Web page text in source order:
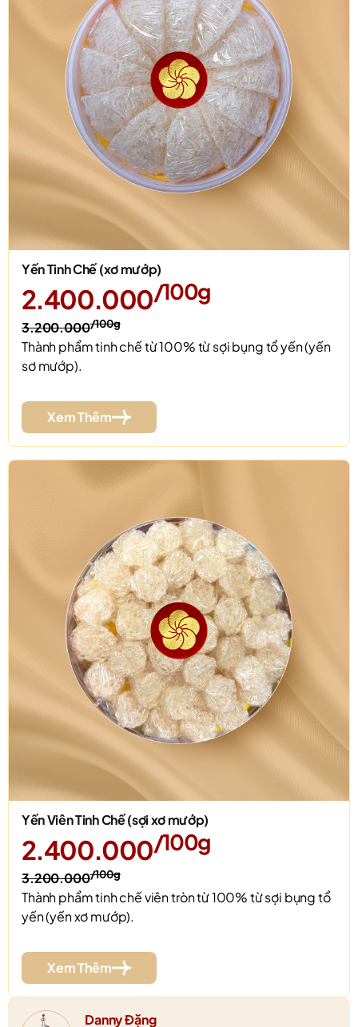
Yến Tinh Chế (xơ mướp)
2.400.000/100g
3.200.000/100g
Thành phẩm tinh chế từ 100% từ sợi bụng tổ yến (yến
sơ mướp).
Xem Thêm
Yến Viên Tinh Chế (sợi xơ mướp)
2.400.000/100g
3.200.000/100g
Thành phẩm tinh chế viên tròn từ 100% từ sợi bụng tổ
yến (yến xơ mướp).
Xem Thêm
Danny Đặng